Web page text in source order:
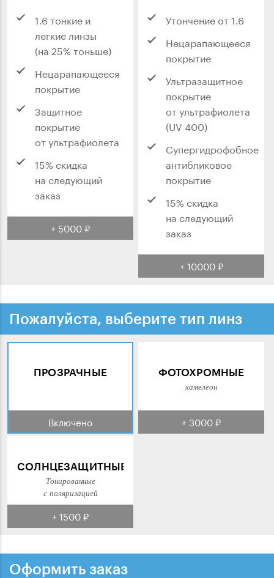
1.6 тонкие и
легкие линзы
(на 25% тоньше)
Нецарапающееся
покрытие
Защитное
покрытие
от ультрафиолета
15% скидка
на следующий
заказ
+ 5000 ₽
Утончение от 1.6
Нецарапающееся
покрытие
Ультразащитное
покрытие
от ультрафиолета
(UV 400)
Супергидрофобное
антибликовое
покрытие
15% скидка
на следующий
заказ
+ 10000 ₽
Пожалуйста, выберите тип линз
ПРОЗРАЧНЫЕ
Включено
ФОТОХРОМНЫЕ
хамелеон
+ 3000 ₽
СОЛНЦЕЗАЩИТНЫЕ
Тонированные
с поляризацией
+ 1500 ₽
Оформить заказ